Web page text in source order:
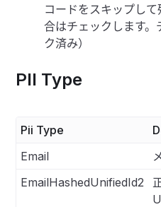
コードをスキップし
合はチェックします
ク済み）
PII Type
Pii Type
Email
EmailHashedUnifiedId2